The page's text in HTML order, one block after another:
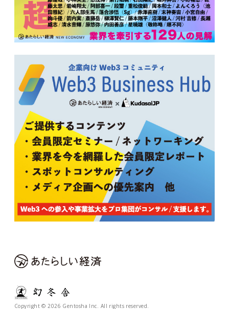
Copyright © 2026 Gentosha Inc. All rights reserved.